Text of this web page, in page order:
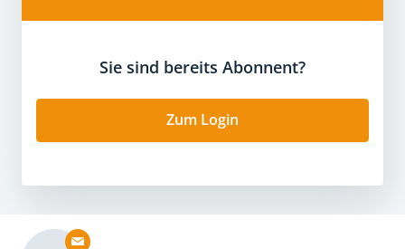
Sie sind bereits Abonnent?
Zum Login